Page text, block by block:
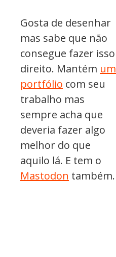
Gosta de desenhar
mas sabe que não
consegue fazer isso
direito. Mantém um
portfólio com seu
trabalho mas
sempre acha que
deveria fazer algo
melhor do que
aquilo lá. E tem o
Mastodon também.